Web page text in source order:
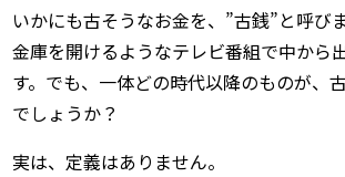
いかにも古そうなお金を、”古銭”と呼び
金庫を開けるようなテレビ番組で中から
す。でも、一体どの時代以降のものが、
でしょうか？
実は、定義はありません。